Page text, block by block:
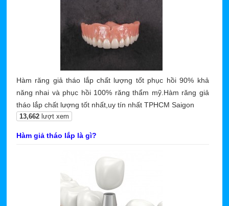
Hàm răng giả tháo lắp chất lượng tốt phục hồi 90% khả
năng nhai và phục hồi 100% răng thẩm mỹ.Hàm răng giả
tháo lắp chất lượng tốt nhất,uy tín nhất TPHCM Saigon
13,662lượt xem
Hàm giả tháo lắp là gì?